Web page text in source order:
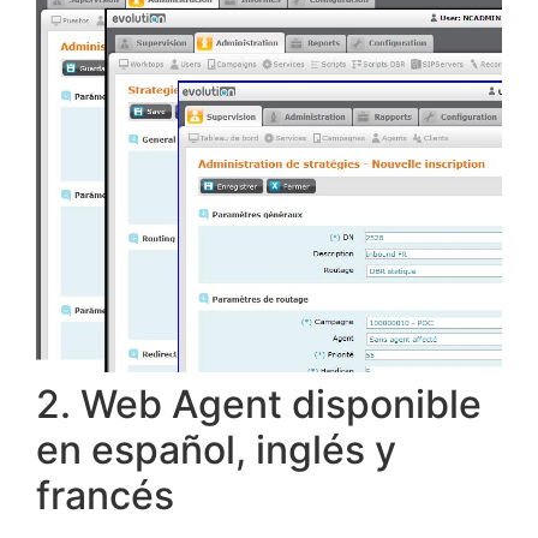
2. Web Agent disponible
en español, inglés y
francés